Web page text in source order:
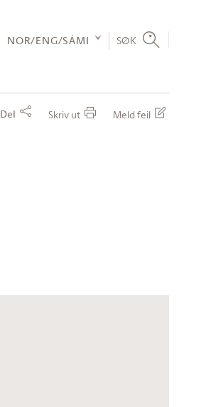
NOR/ENG/SÁMI SØK
Del Skriv ut Meld feil